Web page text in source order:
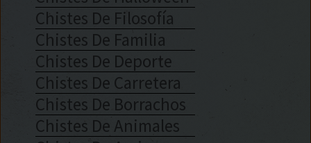
Chistes De Filosofía
Chistes De Familia
Chistes De Deporte
Chistes De Carretera
Chistes De Borrachos
Chistes De Animales